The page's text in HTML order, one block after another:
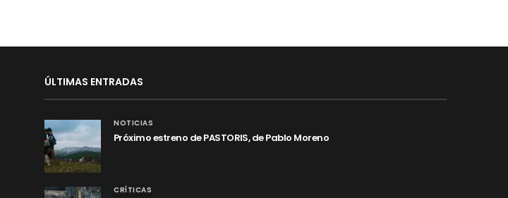
ÚLTIMAS ENTRADAS
NOTICIAS
Próximo estreno de PASTORIS, de Pablo Moreno
CRÍTICAS